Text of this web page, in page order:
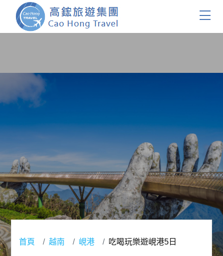
團體旅遊
國內旅遊
證件簽證
關於我們
客製服務
會員登入
首頁 越南 峴港 吃喝玩樂遊峴港5日